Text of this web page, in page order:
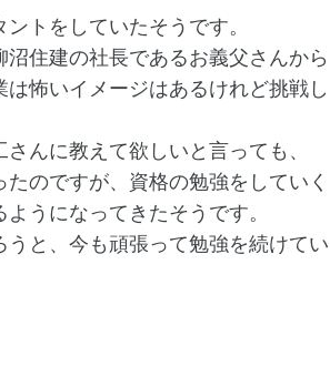
トをしていたそうです。
住建の社長であるお義父さんから
怖いイメージはあるけれど挑戦し
んに教えて欲しいと言っても、
のですが、資格の勉強をしていく
うになってきたそうです。
と、今も頑張って勉強を続けてい